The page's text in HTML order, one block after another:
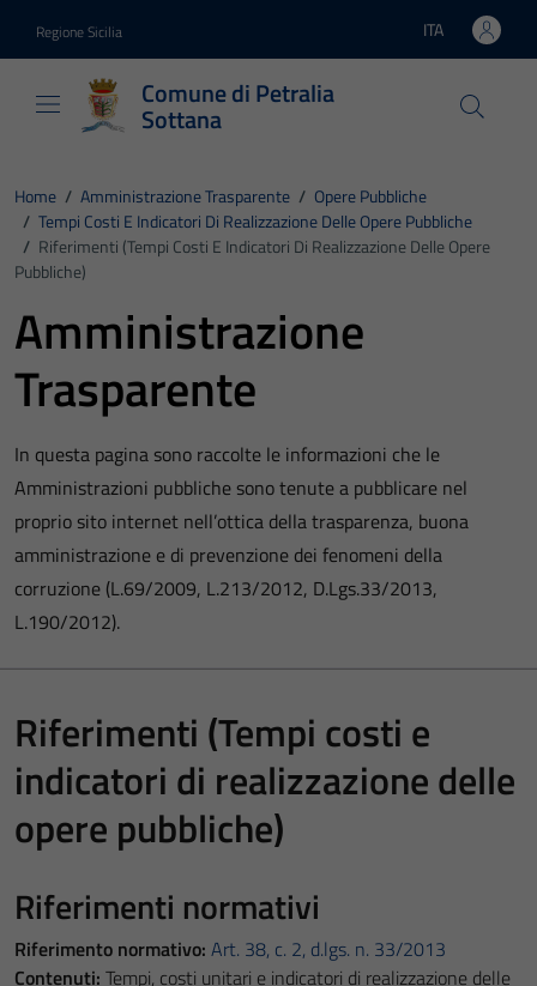
Regione Sicilia Lingua attiva:
ITA
Comune di Petralia
Sottana
Home / Amministrazione Trasparente / Opere Pubbliche
/ Tempi Costi E Indicatori Di Realizzazione Delle Opere Pubbliche
/ Riferimenti (Tempi Costi E Indicatori Di Realizzazione Delle Opere
Pubbliche)
Amministrazione
Trasparente
In questa pagina sono raccolte le informazioni che le
Amministrazioni pubbliche sono tenute a pubblicare nel
proprio sito internet nell’ottica della trasparenza, buona
amministrazione e di prevenzione dei fenomeni della
corruzione (L.69/2009, L.213/2012, D.Lgs.33/2013,
L.190/2012).
Riferimenti (Tempi costi e
indicatori di realizzazione delle
opere pubbliche)
Riferimenti normativi
Riferimento normativo: Art. 38, c. 2, d.lgs. n. 33/2013
Contenuti: Tempi, costi unitari e indicatori di realizzazione delle